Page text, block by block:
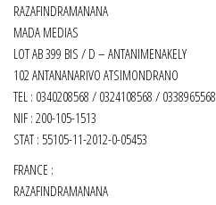
RAZAFINDRAMANANA
MADA MEDIAS
LOT AB 399 BIS / D – ANTANIMENAKELY
102 ANTANANARIVO ATSIMONDRANO
TEL : 0340208568 / 0324108568 / 0338965568
NIF : 200-105-1513
STAT : 55105-11-2012-0-05453
FRANCE :
RAZAFINDRAMANANA